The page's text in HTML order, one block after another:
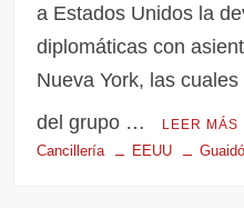
a Estados Unidos la
diplomáticas con
Nueva York, las
del grupo …
LEER MÁS
Cancillería EEUU Guaidó